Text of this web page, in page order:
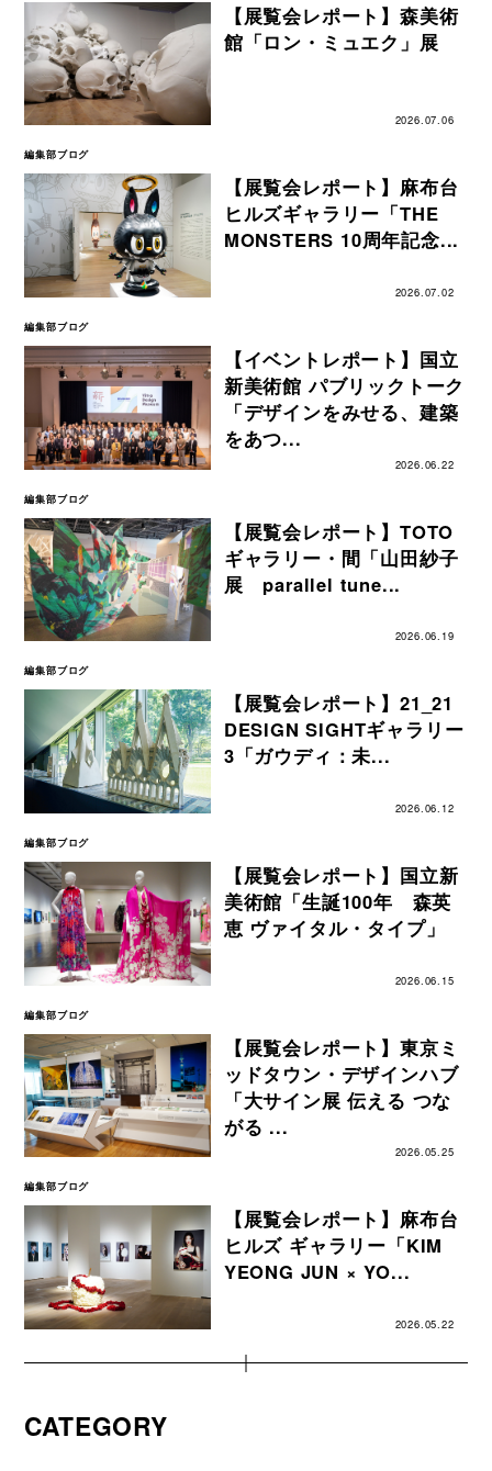
【展覧会レポート】森美術
館「ロン・ミュエク」展
2026.07.06
編集部ブログ
【展覧会レポート】麻布台
ヒルズギャラリー「THE
MONSTERS 10周年記念...
2026.07.02
編集部ブログ
【イベントレポート】国立
新美術館 パブリックトーク
「デザインをみせる、建築
をあつ...
2026.06.22
編集部ブログ
【展覧会レポート】TOTO
ギャラリー・間「山田紗子
展 parallel tune...
2026.06.19
編集部ブログ
【展覧会レポート】21_21
DESIGN SIGHTギャラリー
3「ガウディ：未...
2026.06.12
編集部ブログ
【展覧会レポート】国立新
美術館「生誕100年 森英
恵 ヴァイタル・タイプ」
2026.06.15
編集部ブログ
【展覧会レポート】東京ミ
ッドタウン・デザインハブ
「大サイン展 伝える つな
がる ...
2026.05.25
編集部ブログ
【展覧会レポート】麻布台
ヒルズ ギャラリー「KIM
YEONG JUN × YO...
2026.05.22
CATEGORY